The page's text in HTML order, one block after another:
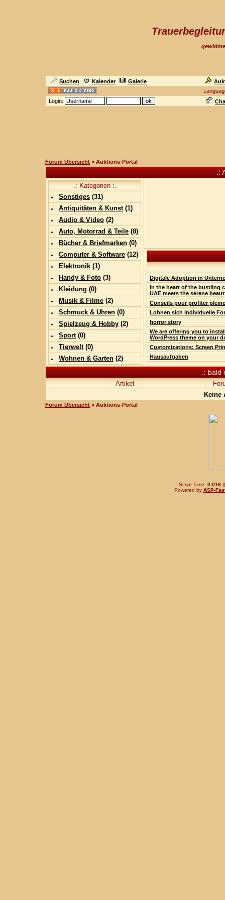
Suchen Kalender Galerie
Login:
Forum Übersicht » Auktions-Portal
.:
.: Kategorien :.
Sonstiges (31)
Antiquitäten & Kunst(1)
Audio & Video (2)
Auto, Motorrad & Teile (8)
Bücher & Briefmarken (0)
Computer & Software (12)
Elektronik (1)
Handy & Foto (3)
Kleidung (0)
Musik & Filme (2)
Schmuck & Uhren (0)
Spielzeug & Hobby (2)
Sport(0)
Tierwelt(0)
Wohnen & Garten (2)
Digitale Adoption in
In the heart of the bustling
UAE meets the serene
Conseils pour profiter
Lohnen sich individuelle
horror story
We are offering you to
WordPress theme on your
Customizations: Screen
Hausaufgaben
.: bald
Artikel
Keine
Forum Übersicht » Auktions-Portal
.: Script-Time: 0,016||
Powered by ASP-